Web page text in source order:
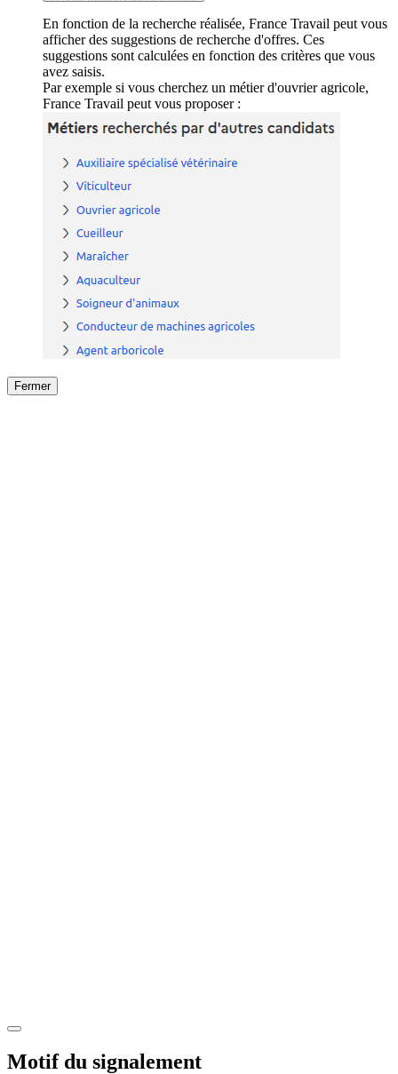
En fonction de la recherche réalisée, France Travail peut vous
afficher des suggestions de recherche d'offres. Ces
suggestions sont calculées en fonction des critères que vous
avez saisis.
Par exemple si vous cherchez un métier d'ouvrier agricole,
France Travail peut vous proposer :
Fermer
Motif du signalement